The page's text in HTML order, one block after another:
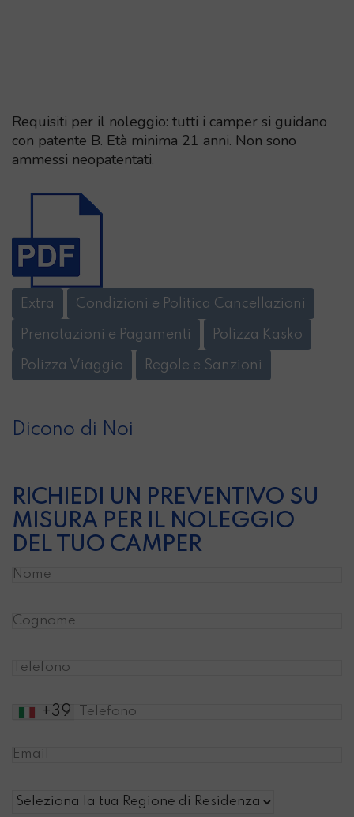
Requisiti per il noleggio: tutti i camper si guidano
con patente B. Età minima 21 anni. Non sono
ammessi neopatentati.
Extra Condizioni e Politica Cancellazioni
Prenotazioni e Pagamenti Polizza Kasko
Polizza Viaggio Regole e Sanzioni
Dicono di Noi
RICHIEDI UN PREVENTIVO SU
MISURA PER IL NOLEGGIO
DEL TUO CAMPER
+39